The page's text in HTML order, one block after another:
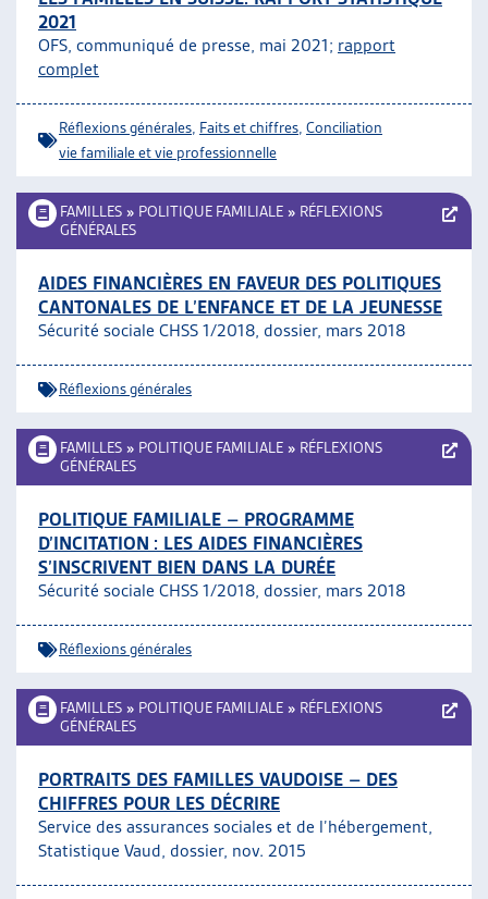
2021
OFS, communiqué de presse, mai 2021; rapport
complet
Réflexions générales Faits et chiffres Conciliation
vie familiale et vie professionnelle
FAMILLES » POLITIQUE FAMILIALE » RÉFLEXIONS
GÉNÉRALES
AIDES FINANCIÈRES EN FAVEUR DES POLITIQUES
CANTONALES DE L’ENFANCE ET DE LA JEUNESSE
Sécurité sociale CHSS 1/2018, dossier, mars 2018
Réflexions générales
FAMILLES » POLITIQUE FAMILIALE » RÉFLEXIONS
GÉNÉRALES
POLITIQUE FAMILIALE – PROGRAMME
D’INCITATION : LES AIDES FINANCIÈRES
S’INSCRIVENT BIEN DANS LA DURÉE
Sécurité sociale CHSS 1/2018, dossier, mars 2018
Réflexions générales
FAMILLES » POLITIQUE FAMILIALE » RÉFLEXIONS
GÉNÉRALES
PORTRAITS DES FAMILLES VAUDOISE – DES
CHIFFRES POUR LES DÉCRIRE
Service des assurances sociales et de l’hébergement,
Statistique Vaud, dossier, nov. 2015